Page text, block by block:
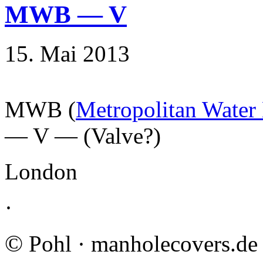
MWB — V
15. Mai 2013
MWB (Metropolitan Water
— V — (Valve?)
London
·
© Pohl · manholecovers.de